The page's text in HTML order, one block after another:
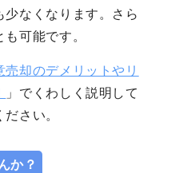
なくなります。さら
可能です。
売却のデメリットやリ
」でくわしく説明して
さい。
か？